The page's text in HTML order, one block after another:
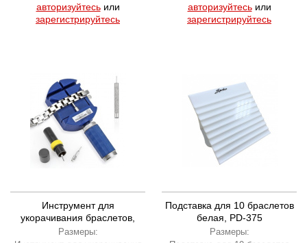
авторизуйтесьили
зарегистрируйтесь
авторизуйтесьили
зарегистрируйтесь
Инструмент для
укорачивания браслетов,
артикул SSTOOL-2
Размеры:
Подставка для 10 браслетов
белая, PD-375
Размеры: